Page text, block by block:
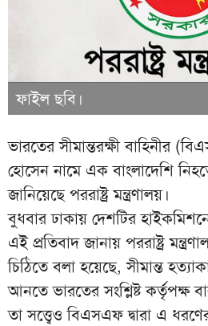
ফাইল ছবি।
ভারতের সীমান্তরক্ষী বাহিনীর
হোসেন নামে এক বাংলাদেশি
জানিয়েছে পররাষ্ট্র মন্ত্রণালয়।
বুধবার ঢাকায় দেশটির
এই প্রতিবাদ জানায় পররাষ্ট্র
চিঠিতে বলা হয়েছে, সীমান্ত
আনতে ভারতের সংশ্লিষ্ট কর্তৃপক্ষ
তা সত্ত্বেও বিএসএফ দ্বারা এ